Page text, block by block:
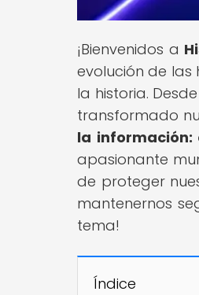
¡Bienvenidos a
evolución de
la historia.
transformado
la información:
apasionante
de proteger
mantenernos
tema!
Índice